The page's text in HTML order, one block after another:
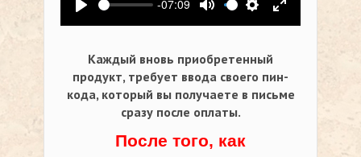
Воспроизвести
-07:09
Выключить звук
Настройки
На весь
Каждый вновь приобретенный
продукт, требует ввода своего пин-
кода, который вы получаете в письме
сразу после оплаты.
После того, как